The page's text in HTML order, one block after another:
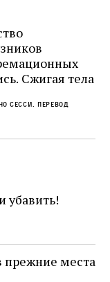
Cжигая тела
смерти, но и
городов,
день в этих
Сесси. Перевод
убавить!
прежние места